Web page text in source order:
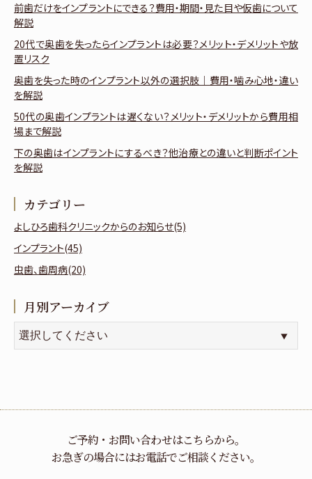
前歯だけをインプラントにできる？費用・期間・見た目や仮歯について
解説
20代で奥歯を失ったらインプラントは必要？メリット・デメリットや放
置リスク
奥歯を失った時のインプラント以外の選択肢｜費用・噛み心地・違い
を解説
50代の奥歯インプラントは遅くない？メリット・デメリットから費用相
場まで解説
下の奥歯はインプラントにするべき？他治療との違いと判断ポイント
を解説
カテゴリー
よしひろ歯科クリニックからのお知らせ(5)
インプラント(45)
虫歯、歯周病(20)
月別アーカイブ
ご予約・お問い合わせはこちらから。
お急ぎの場合にはお電話でご相談ください。